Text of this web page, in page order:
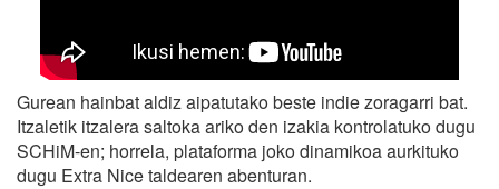
Gurean hainbat aldiz aipatutako beste indie zoragarri bat.
Itzaletik itzalera saltoka ariko den izakia kontrolatuko dugu
SCHiM-en; horrela, plataforma joko dinamikoa aurkituko
dugu Extra Nice taldearen abenturan.